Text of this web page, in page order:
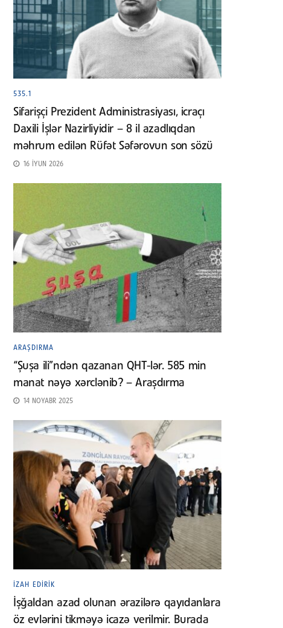
535.1
Sifarişçi Prezident Administrasiyası, icraçı
Daxili İşlər Nazirliyidir – 8 il azadlıqdan
məhrum edilən Rüfət Səfərovun son sözü
16 İYUN 2026
ARAŞDIRMA
“Şuşa ili”ndən qazanan QHT-lər. 585 min
manat nəyə xərclənib? – Araşdırma
14 NOYABR 2025
İZAH EDIRIK
İşğaldan azad olunan ərazilərə qayıdanlara
öz evlərini tikməyə icazə verilmir. Burada